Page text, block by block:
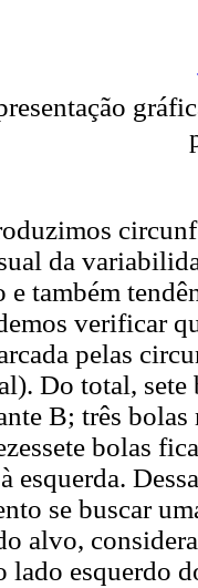
da
e também
verificar
pelas
Do total,
B; três
bolas
esquerda.
se buscar
alvo,
lado esquerdo